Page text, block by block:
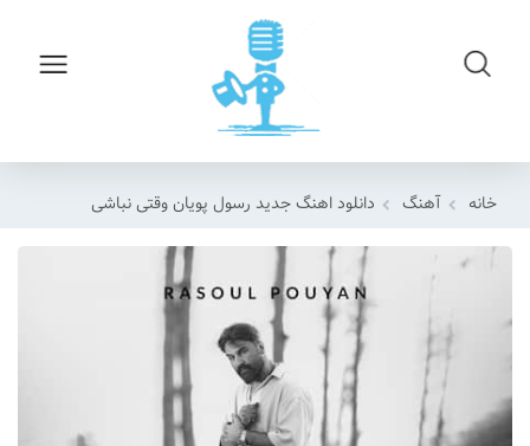
خانه آهنگ دانلود اهنگ جدید رسول پویان وقتی نباشی